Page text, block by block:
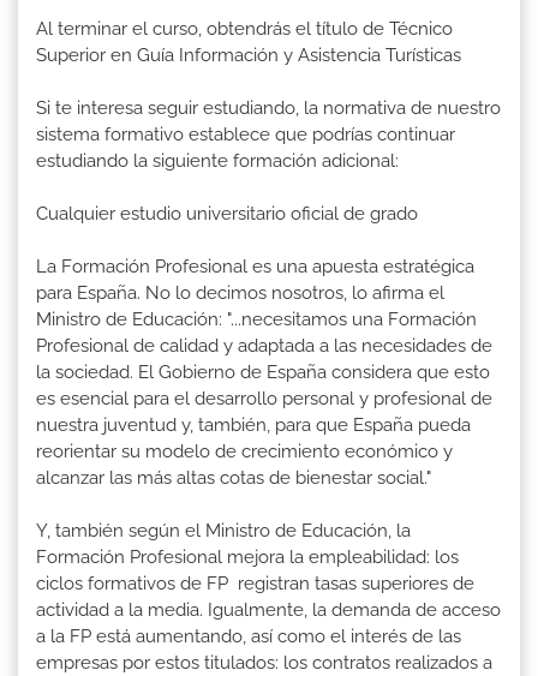
Al terminar el curso, obtendrás el título de Técnico
Superior en Guía Información y Asistencia Turísticas
Si te interesa seguir estudiando, la normativa de nuestro
sistema formativo establece que podrías continuar
estudiando la siguiente formación adicional:
Cualquier estudio universitario oficial de grado
La Formación Profesional es una apuesta estratégica
para España. No lo decimos nosotros, lo afirma el
Ministro de Educación: "...necesitamos una Formación
Profesional de calidad y adaptada a las necesidades de
la sociedad. El Gobierno de España considera que esto
es esencial para el desarrollo personal y profesional de
nuestra juventud y, también, para que España pueda
reorientar su modelo de crecimiento económico y
alcanzar las más altas cotas de bienestar social."
Y, también según el Ministro de Educación, la
Formación Profesional mejora la empleabilidad: los
ciclos formativos de FP registran tasas superiores de
actividad a la media. Igualmente, la demanda de acceso
a la FP está aumentando, así como el interés de las
empresas por estos titulados: los contratos realizados a